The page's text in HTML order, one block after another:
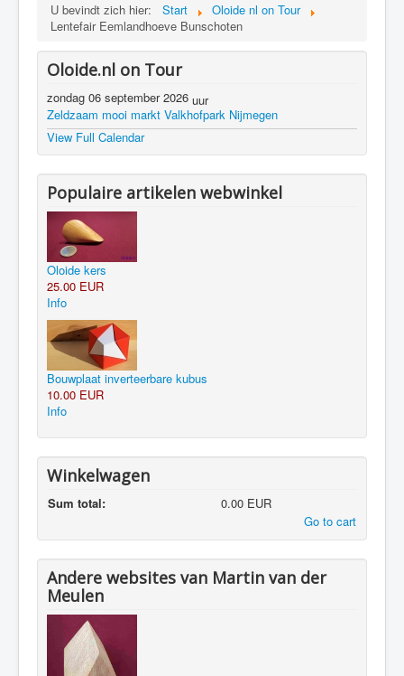
U bevindt zich hier: Start
Oloide nl on Tour
Lentefair Eemlandhoeve Bunschoten
Oloide.nl on Tour
zondag 06 september 2026 uur
Zeldzaam mooi markt Valkhofpark Nijmegen
View Full Calendar
Populaire artikelen webwinkel
Oloide kers
25.00 EUR
Info
Bouwplaat inverteerbare kubus
10.00 EUR
Info
Winkelwagen
Sum total:
0.00 EUR
Go to cart
Andere websites van Martin van der
Meulen